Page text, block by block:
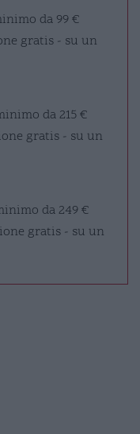
da 99 €
gratis - su un
da 215 €
gratis - su un
da 249 €
gratis - su un